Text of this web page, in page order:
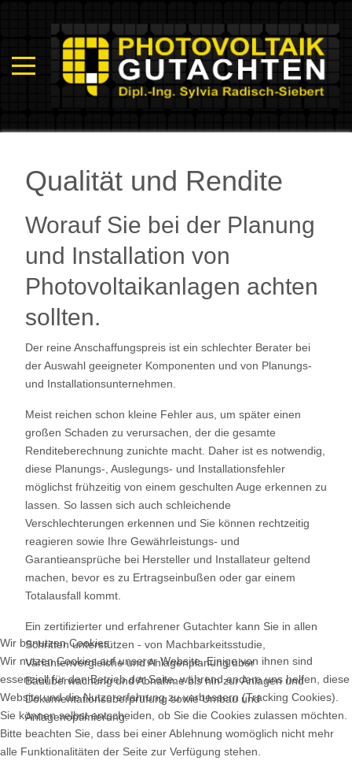
Qualität und Rendite
Worauf Sie bei der Planung
und Installation von
Photovoltaikanlagen achten
sollten.
Der reine Anschaffungspreis ist ein schlechter Berater bei
der Auswahl geeigneter Komponenten und von Planungs-
und Installationsunternehmen.
Meist reichen schon kleine Fehler aus, um später einen
großen Schaden zu verursachen, der die gesamte
Renditeberechnung zunichte macht. Daher ist es notwendig,
diese Planungs-, Auslegungs- und Installationsfehler
möglichst frühzeitig von einem geschulten Auge erkennen zu
lassen. So lassen sich auch schleichende
Verschlechterungen erkennen und Sie können rechtzeitig
reagieren sowie Ihre Gewährleistungs- und
Garantieansprüche bei Hersteller und Installateur geltend
machen, bevor es zu Ertragseinbußen oder gar einem
Totalausfall kommt.
Ein zertifizierter und erfahrener Gutachter kann Sie in allen
Schritten unterstützen - von Machbarkeitsstudie,
Variantenvergleiche und Anlagenplanung über
Bauüberwachung und Abnahme bis hin zur Anlagen und
Dokumentationsüberprüfung sowie Umbau und
Anlagenoptimierung.
Wir benutzen Cookies
Wir nutzen Cookies auf unserer Website. Einige von ihnen sind
essenziell für den Betrieb der Seite, während andere uns helfen, diese
Website und die Nutzererfahrung zu verbessern (Tracking Cookies).
Sie können selbst entscheiden, ob Sie die Cookies zulassen möchten.
Bitte beachten Sie, dass bei einer Ablehnung womöglich nicht mehr
alle Funktionalitäten der Seite zur Verfügung stehen.